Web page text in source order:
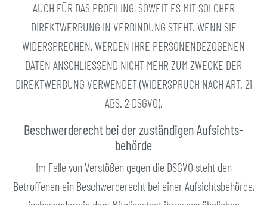
AUCH FÜR DAS PROFILING, SOWEIT ES MIT SOLCHER
DIREKTWERBUNG IN VERBINDUNG STEHT. WENN SIE
WIDERSPRECHEN, WERDEN IHRE PERSONENBEZOGENEN
DATEN ANSCHLIESSEND NICHT MEHR ZUM ZWECKE DER
DIREKTWERBUNG VERWENDET (WIDERSPRUCH NACH ART. 21
ABS. 2 DSGVO).
Beschwerde­recht bei der zuständigen Aufsichts­
behörde
Im Falle von Verstößen gegen die DSGVO steht den
Betroffenen ein Beschwerderecht bei einer Aufsichtsbehörde,